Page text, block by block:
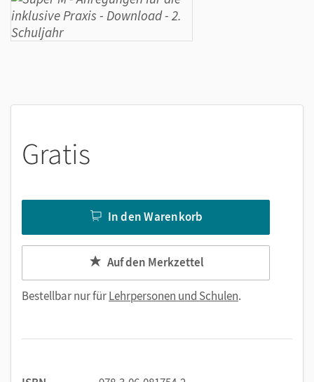
Gratis
In den Warenkorb
Auf den Merkzettel
Bestellbar nur fürLehrpersonen und Schulen.